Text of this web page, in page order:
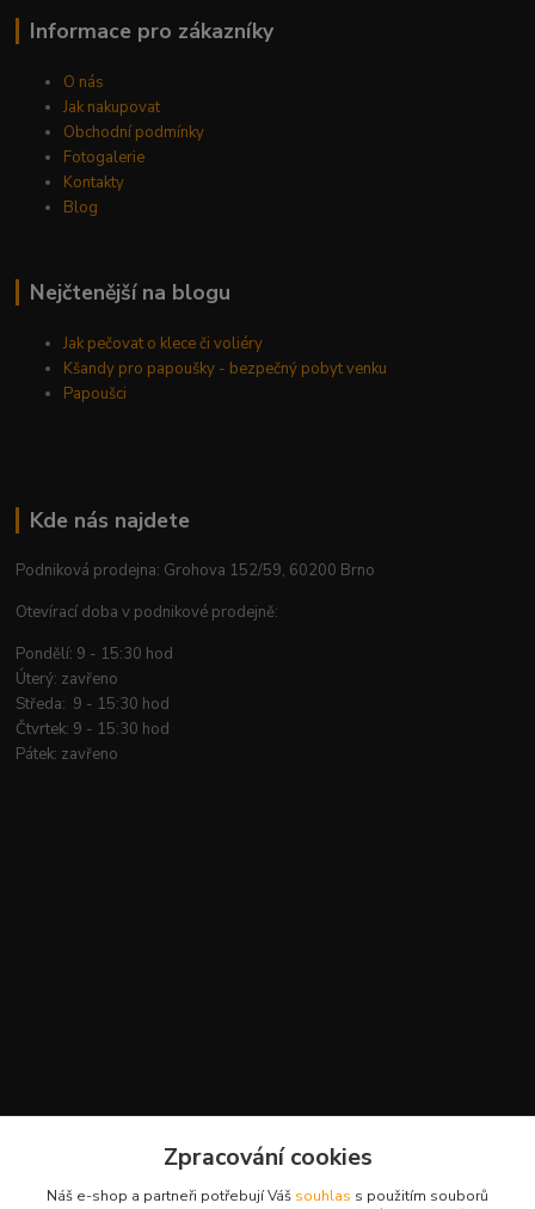
Informace pro zákazníky
O nás
Jak nakupovat
Obchodní podmínky
Fotogalerie
Kontakty
Blog
Nejčtenější na blogu
Jak pečovat o klece či voliéry
Kšandy pro papoušky - bezpečný pobyt venku
Papoušci
Kde nás najdete
Podniková prodejna: Grohova 152/59, 60200 Brno
Otevírací doba v podnikové prodejně:
Pondělí: 9 - 15:30 hod
Úterý: zavřeno
Středa: 9 - 15:30 hod
Čtvrtek: 9 - 15:30 hod
Pátek: zavřeno
+420 777 959 094
Zpracování cookies
Náš e-shop a partneři potřebují Váš souhlas s použitím souborů